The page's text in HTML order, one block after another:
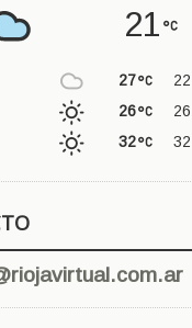
21
22
27
26
26
32
32